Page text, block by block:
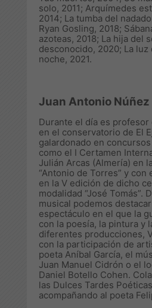
solo, 2011; Arquímedes
2014; La tumba del
Ryan Gosling, 2018;
azoteas, 2018; La hija del
desconocido, 2020; La luz
noche, 2021.
Juan Antonio Núñez
Durante el día es profesor
en el conservatorio de El
galardonado en
como el I Certamen
Julián Arcas (Almería) en
“Antonio de Torres” y
en la V edición de dicho
modalidad “José Tomás”.
musical podemos destacar
espectáculo en el que la
con la poesía, la pintura y
diferentes producciones,
con la participación de
poeta Aníbal García, el
Juan Manuel Cidrón o el
Daniel Botello Cohen.
las Dulces Tardes
acompañando al poeta